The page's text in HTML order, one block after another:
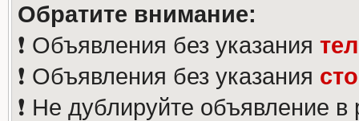
Обратите внимание:
❗️ Объявления без указания
❗️ Объявления без указания
❗️ Не дублируйте объявление